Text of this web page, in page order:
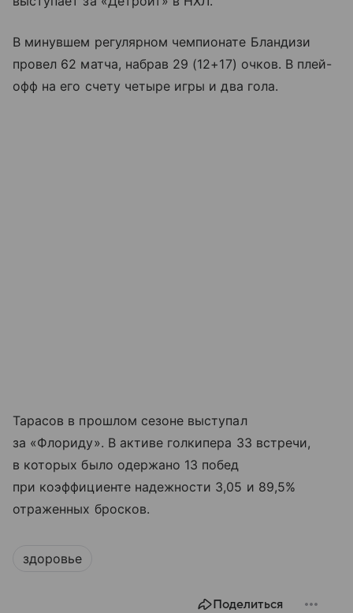
В минувшем регулярном чемпионате Бландизи
провел 62 матча, набрав 29 (12+17) очков. В плей-
офф на его счету четыре игры и два гола.
Тарасов в прошлом сезоне выступал
за «Флориду». В активе голкипера 33 встречи,
в которых было одержано 13 побед
при коэффициенте надежности 3,05 и 89,5%
отраженных бросков.
здоровье
Поделиться